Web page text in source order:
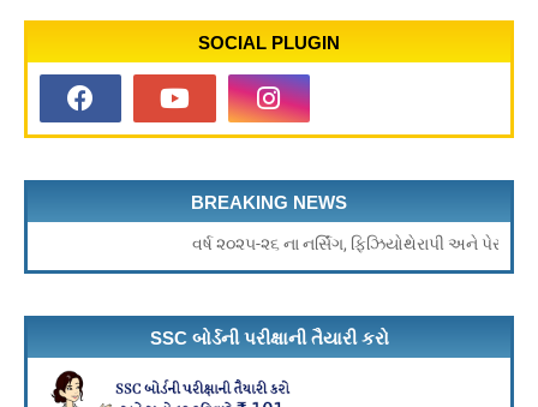
SOCIAL PLUGIN
BREAKING NEWS
વર્ષ ૨૦૨૫-૨૬ ના નર્સિંગ, ફિઝિયોથેરાપી અને પેરામેડીકલ
SSC બોર્ડની પરીક્ષાની તૈયારી કરો